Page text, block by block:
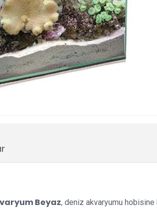
Beyaz, deniz akvaryumu